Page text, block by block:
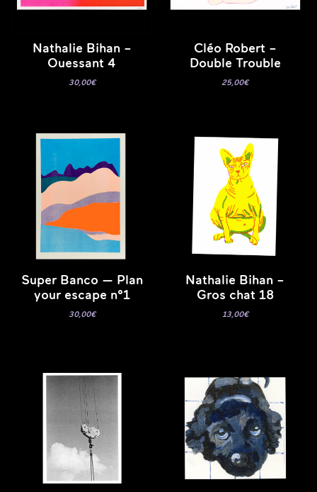
Nathalie Bihan –
Ouessant 4
30,00€
Cléo Robert –
Double Trouble
25,00€
Super Banco — Plan
your escape n°1
30,00€
Nathalie Bihan –
Gros chat 18
13,00€